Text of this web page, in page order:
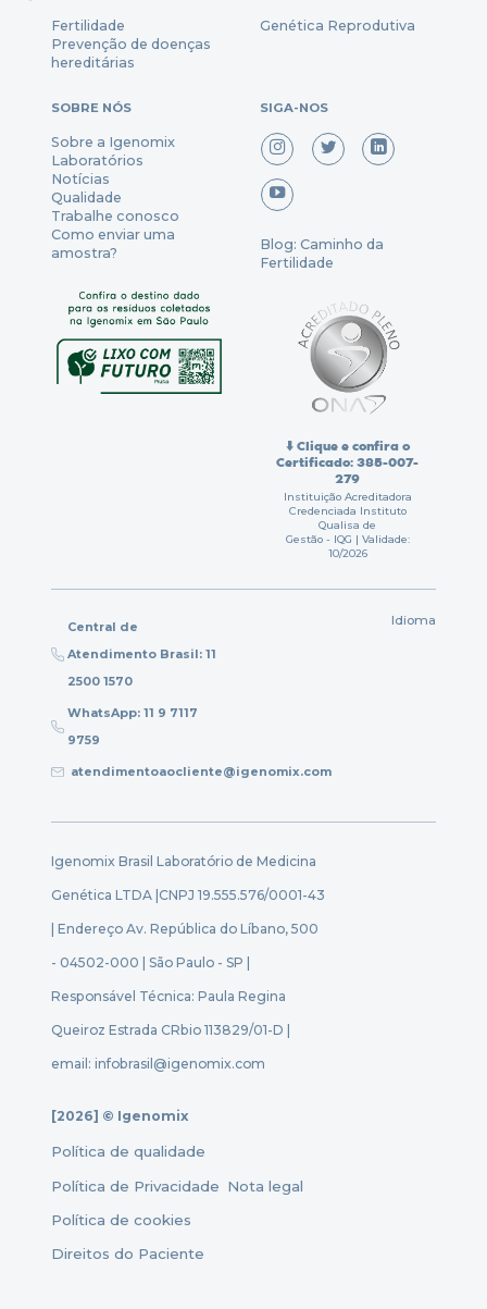
Fertilidade
Prevenção dedoenças
hereditárias
Genética Reprodutiva
SOBRE NÓS
Sobre a Igenomix
Laboratórios
Notícias
Qualidade
Trabalhe conosco
Como enviar uma
amostra?
SIGA-NOS
Blog: Caminho da
Fertilidade
⬇️ Clique e confira o
Certificado: 385-007-
279
Instituição Acreditadora
Credenciada Instituto
Qualisa de
Gestão - IQG | Validade:
10/2026
Central de
Atendimento Brasil: 11
2500 1570
WhatsApp: 11 9 7117
9759
atendimentoaocliente@igenomix.com
Idioma
Igenomix Brasil Laboratório de Medicina
Genética LTDA |CNPJ 19.555.576/0001-43
| Endereço Av. República do Líbano, 500
- 04502-000 | São Paulo - SP |
Responsável Técnica: Paula Regina
Queiroz Estrada CRbio 113829/01-D |
email: infobrasil@igenomix.com
[2026] © Igenomix
Política de qualidade
Política de Privacidade Nota legal
Política de cookies
Direitos do Paciente